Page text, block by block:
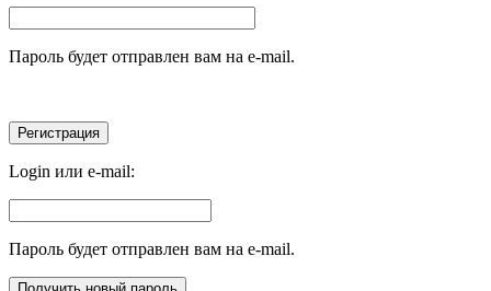
Пароль будет отправлен вам на e-mail.
Login или e-mail:
Пароль будет отправлен вам на e-mail.